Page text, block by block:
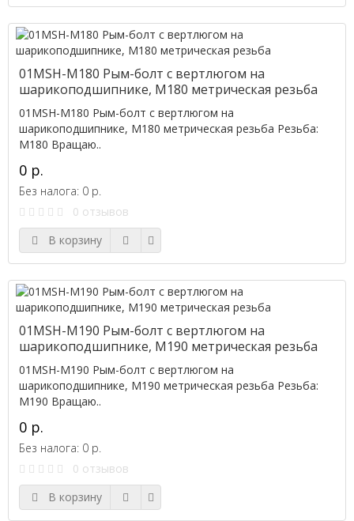
01MSH-M180 Рым-болт с вертлюгом на
шарикоподшипнике, M180 метрическая резьба
01MSH-M180 Рым-болт с вертлюгом на
шарикоподшипнике, M180 метрическая резьба Резьба:
M180 Вращаю..
0 р.
Без налога: 0 р.
0 отзывов
В корзину
01MSH-M190 Рым-болт с вертлюгом на
шарикоподшипнике, M190 метрическая резьба
01MSH-M190 Рым-болт с вертлюгом на
шарикоподшипнике, M190 метрическая резьба Резьба:
M190 Вращаю..
0 р.
Без налога: 0 р.
0 отзывов
В корзину